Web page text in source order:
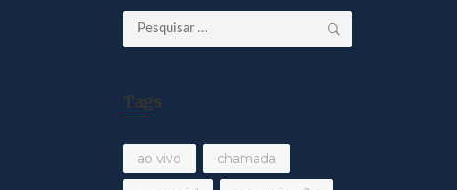
Pesquisar
por:
Tags
ao vivo chamada